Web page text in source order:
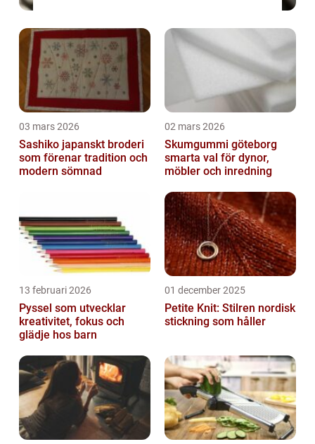
03 mars 2026
Sashiko japanskt broderi
som förenar tradition och
modern sömnad
02 mars 2026
Skumgummi göteborg
smarta val för dynor,
möbler och inredning
13 februari 2026
Pyssel som utvecklar
kreativitet, fokus och
glädje hos barn
01 december 2025
Petite Knit: Stilren nordisk
stickning som håller